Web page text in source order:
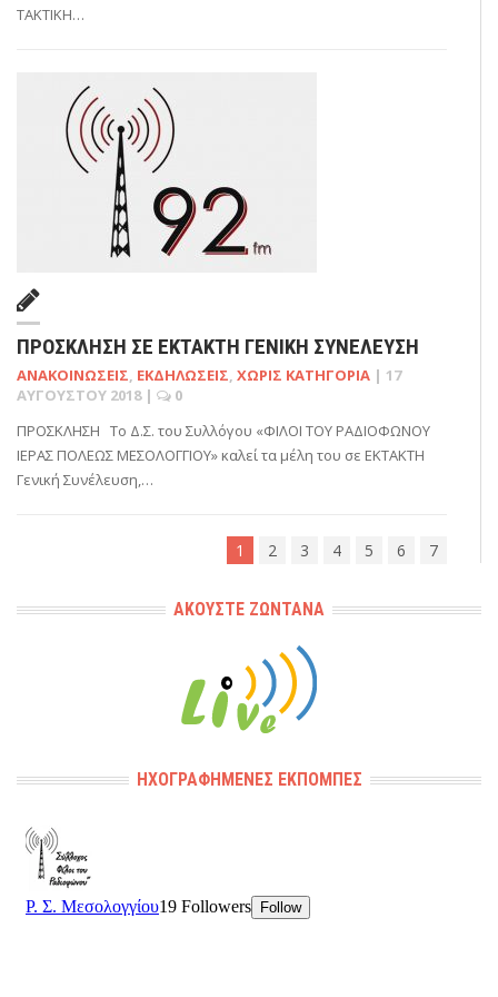
ΤΑΚΤΙΚΗ…
ΠΡΟΣΚΛΗΣΗ ΣΕ ΕΚΤΑΚΤΗ ΓΕΝΙΚΗ ΣΥΝΕΛΕΥΣΗ
ΑΝΑΚΟΙΝΏΣΕΙΣ, ΕΚΔΗΛΏΣΕΙΣ, ΧΩΡΊΣ ΚΑΤΗΓΟΡΊΑ | 17
ΑΥΓΟΎΣΤΟΥ 2018 |
0
ΠΡΟΣΚΛΗΣΗ Το Δ.Σ. του Συλλόγου «ΦΙΛΟΙ ΤΟΥ ΡΑΔΙΟΦΩΝΟΥ
ΙΕΡΑΣ ΠΟΛΕΩΣ ΜΕΣΟΛΟΓΓΙΟΥ» καλεί τα μέλη του σε ΕΚΤΑΚΤΗ
Γενική Συνέλευση,…
1 2 3 4 5 6 7
ΑΚΟΎΣΤΕ ΖΩΝΤΑΝΆ
ΗΧΟΓΡΑΦΗΜΈΝΕΣ ΕΚΠΟΜΠΈΣ